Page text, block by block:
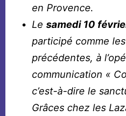
en Provence.
Le samedi 10
participé comme
précédentes, à
communication «
c’est-à-dire le
Grâces chez les